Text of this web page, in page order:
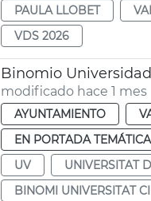
PAULA LLOBET
VDS 2026
Binomio
modificado hace 1 mes
AYUNTAMIENTO
EN PORTADA TEMÁTICA
UV
UNIVERSITAT
BINOMI UNIVERSITAT